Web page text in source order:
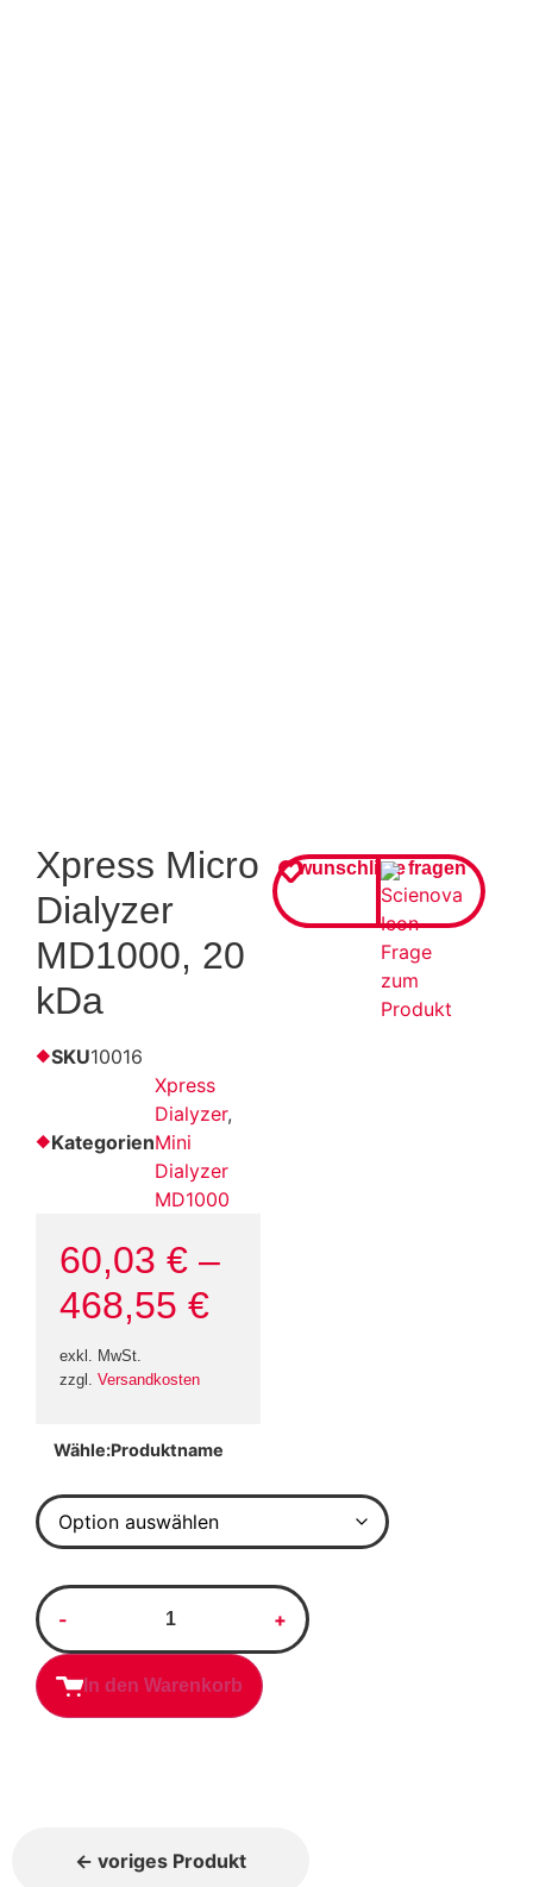
Xpress Micro
Dialyzer
MD1000, 20
kDa
SKU10016
Kategorien
Xpress
Dialyzer,
Mini
Dialyzer
MD1000
60,03 € –
468,55 €
exkl. MwSt.
zzgl. Versandkosten
wunschlistefragen
Produktname
In den Warenkorb
← voriges Produkt